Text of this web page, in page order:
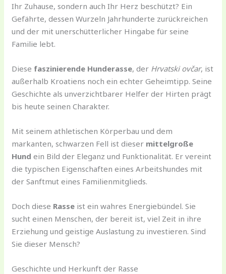
Ihr Zuhause, sondern auch Ihr Herz beschützt? Ein
Gefährte, dessen Wurzeln Jahrhunderte zurückreichen
und der mit unerschütterlicher Hingabe für seine
Familie lebt.
Diese faszinierende Hunderasse, der Hrvatski ovčar, ist
außerhalb Kroatiens noch ein echter Geheimtipp. Seine
Geschichte als unverzichtbarer Helfer der Hirten prägt
bis heute seinen Charakter.
Mit seinem athletischen Körperbau und dem
markanten, schwarzen Fell ist dieser mittelgroße
Hund ein Bild der Eleganz und Funktionalität. Er vereint
die typischen Eigenschaften eines Arbeitshundes mit
der Sanftmut eines Familienmitglieds.
Doch diese Rasse ist ein wahres Energiebündel. Sie
sucht einen Menschen, der bereit ist, viel Zeit in ihre
Erziehung und geistige Auslastung zu investieren. Sind
Sie dieser Mensch?
Geschichte und Herkunft der Rasse